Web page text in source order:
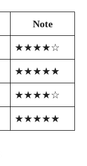
Note
★★★★☆
★★★★★
★★★★☆
★★★★★